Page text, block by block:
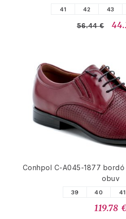
41 42 43
56.44 €
Conhpol C-A045-1877
obuv
39 40 41
119.78